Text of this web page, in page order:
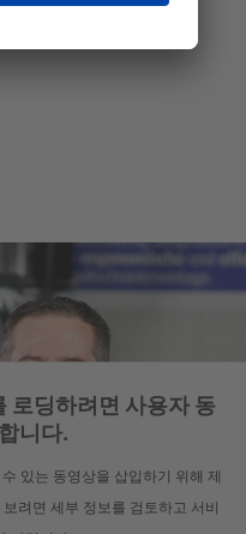
딩하려면 사용자 동
니다.
있는 동영상을 삽입하기 위해 제
려면 세부 정보를 검토하고 서비